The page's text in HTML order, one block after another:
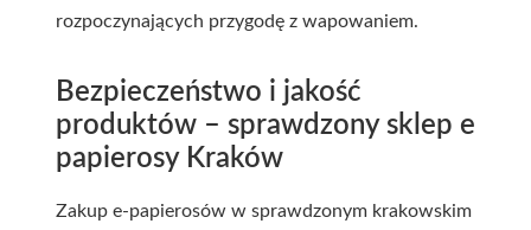
rozpoczynających przygodę z wapowaniem.
Bezpieczeństwo i jakość
produktów – sprawdzony sklep e
papierosy Kraków
Zakup e-papierosów w sprawdzonym krakowskim